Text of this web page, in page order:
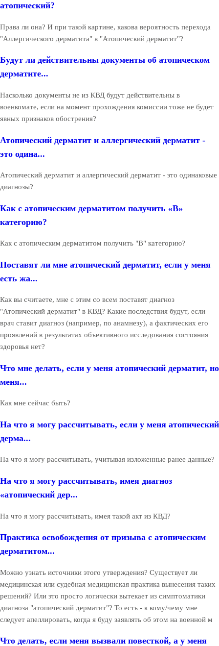
атопический?
Права ли она? И при такой картине, какова вероятность перехода
"Аллергического дерматита" в "Атопический дерматит"?
Будут ли действительны документы об атопическом
дерматите...
Насколько документы не из КВД будут действительны в
военкомате, если на момент прохождения комиссии тоже не будет
явных признаков обострения?
Атопический дерматит и аллергический дерматит -
это одина...
Атопический дерматит и аллергический дерматит - это одинаковые
диагнозы?
Как с атопическим дерматитом получить «В»
категорию?
Как с атопическим дерматитом получить "В" категорию?
Поставят ли мне атопический дерматит, если у меня
есть жа...
Как вы считаете, мне с этим со всем поставят диагноз
"Атопический дерматит" в КВД? Какие последствия будут, если
врач ставит диагноз (например, по анамнезу), а фактических его
проявлений в результатах объективного исследования состояния
здоровья нет?
Что мне делать, если у меня атопический дерматит, но
меня...
Как мне сейчас быть?
На что я могу рассчитывать, если у меня атопический
дерма...
На что я могу рассчитывать, учитывая изложенные ранее данные?
На что я могу рассчитывать, имея диагноз
«атопический дер...
На что я могу рассчитывать, имея такой акт из КВД?
Практика освобождения от призыва с атопическим
дерматитом...
Можно узнать источники этого утверждения? Существует ли
медицинская или судебная медицинская практика вынесения таких
решений? Или это просто логически вытекает из симптоматики
диагноза "атопический дерматит"? То есть - к кому/чему мне
следует апеллировать, когда я буду заявлять об этом на военной м
Что делать, если меня вызвали повесткой, а у меня